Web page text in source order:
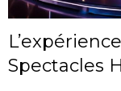
Spectacles